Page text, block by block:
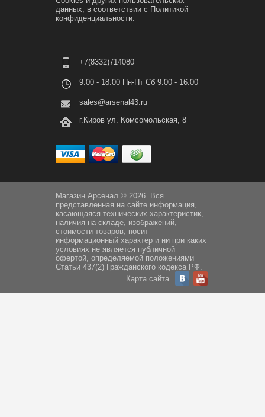
данных, в соответствии с Политикой
конфиденциальности.
+7(8332)714080
9:00 - 18:00 Пн-Пт Сб 9:00 - 16:00
sales@arsenal43.ru
г.Киров ул. Комсомольская, 8
Магазин Арсенал © 2026. Вся
представленная на сайте информация,
касающаяся технических характеристик,
наличия на складе, изображений,
стоимости товаров, носит
информационный характер и ни при каких
условиях не является публичной
офертой, определяемой положениями
Статьи 437(2) Гражданского кодекса РФ.
Карта сайта